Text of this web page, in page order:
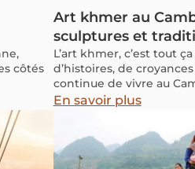
côtés
Art khmer au
sculptures et
L’art khmer, c’est tout
d’histoires, de
continue de vivre au
terres autrefois
En savoir plus